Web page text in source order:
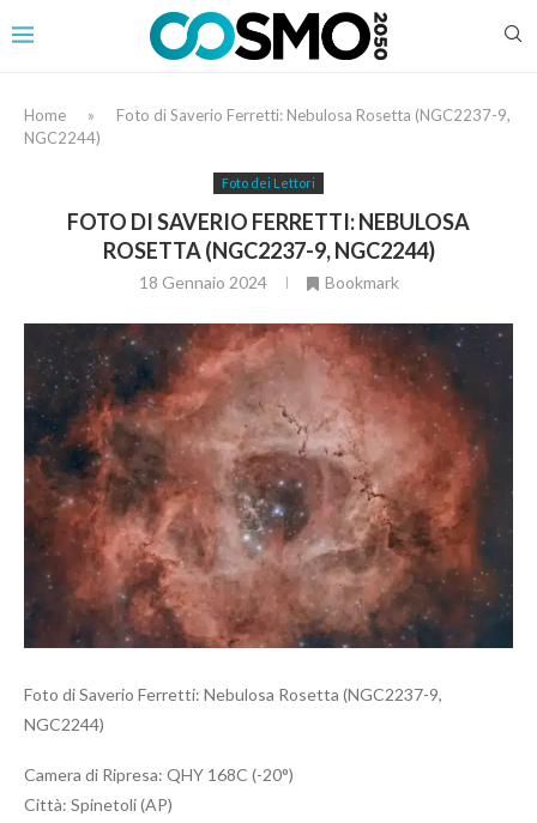
Home »
Foto di Saverio Ferretti: Nebulosa Rosetta (NGC2237-9,
NGC2244)
Foto dei Lettori
FOTO DI SAVERIO FERRETTI: NEBULOSA
ROSETTA (NGC2237-9, NGC2244)
18 Gennaio 2024 Bookmark
Foto di Saverio Ferretti: Nebulosa Rosetta (NGC2237-9,
NGC2244)
Camera di Ripresa: QHY 168C (-20°)
Città: Spinetoli (AP)